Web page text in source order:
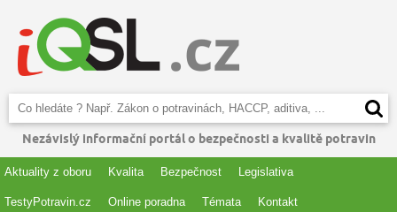
Nezávislý informační portál o bezpečnosti a kvalitě potravin
Aktuality z oboru Kvalita Bezpečnost Legislativa
TestyPotravin.cz Online poradna Témata Kontakt